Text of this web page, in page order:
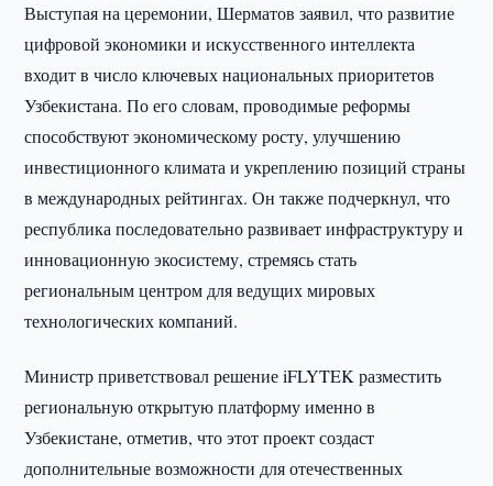
Выступая на церемонии, Шерматов заявил, что развитие
цифровой экономики и искусственного интеллекта
входит в число ключевых национальных приоритетов
Узбекистана. По его словам, проводимые реформы
способствуют экономическому росту, улучшению
инвестиционного климата и укреплению позиций страны
в международных рейтингах. Он также подчеркнул, что
республика последовательно развивает инфраструктуру и
инновационную экосистему, стремясь стать
региональным центром для ведущих мировых
технологических компаний.
Министр приветствовал решение iFLYTEK разместить
региональную открытую платформу именно в
Узбекистане, отметив, что этот проект создаст
дополнительные возможности для отечественных